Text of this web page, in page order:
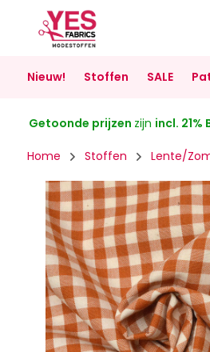
Nieuw! Stoffen SALE
Getoonde prijzen zijn incl. 21%
Home Stoffen Lente/